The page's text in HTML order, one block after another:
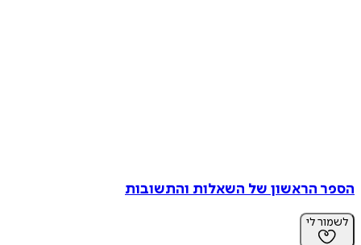
הספר הראשון של השאלות והתשובות
לשמור לי